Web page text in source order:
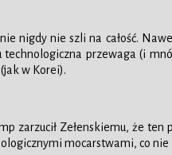
nigdy nie szli na całość.
przewaga (i
w Korei).
Zełenskiemu, że
mocarstwami, co